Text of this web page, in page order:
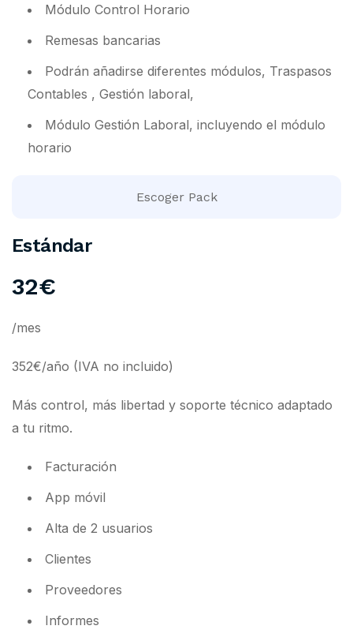
Módulo Control Horario
Remesas bancarias
Podrán añadirse diferentes módulos, Traspasos
Contables , Gestión laboral,
Módulo Gestión Laboral, incluyendo el módulo
horario
Escoger Pack
Estándar
32€
/mes
352€/año (IVA no incluido)
Más control, más libertad y soporte técnico adaptado
a tu ritmo.
Facturación
App móvil
Alta de 2 usuarios
Clientes
Proveedores
Informes